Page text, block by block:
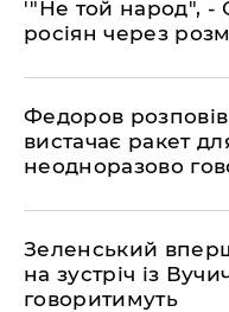
​'"Не той народ", -
росіян через
​Федоров
вистачає ракет
неодноразово
​Зеленський
на зустріч із
говоритимуть